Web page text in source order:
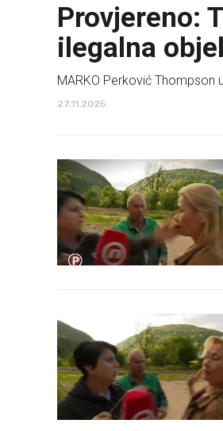
Provjereno:
ilegalna
MARKO Perković Thompson
27.11.2025.